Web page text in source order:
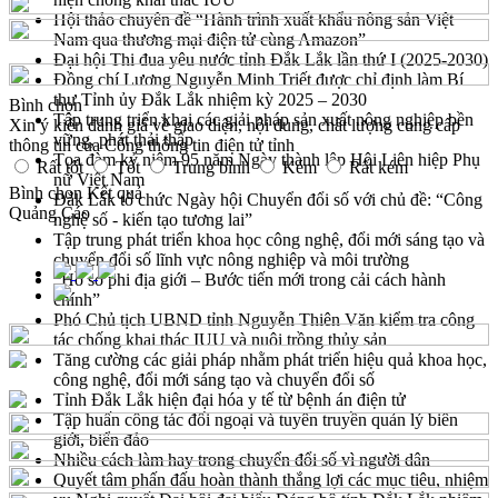
Hội thảo chuyên đề “Hành trình xuất khẩu nông sản Việt
Nam qua thương mại điện tử cùng Amazon”
Đại hội Thi đua yêu nước tỉnh Đắk Lắk lần thứ I (2025-2030)
Đồng chí Lương Nguyễn Minh Triết được chỉ định làm Bí
thư Tỉnh ủy Đắk Lắk nhiệm kỳ 2025 – 2030
Tập trung triển khai các giải pháp sản xuất nông nghiệp bền
vững, phát thải thấp
Tọa đàm kỷ niệm 95 năm Ngày thành lập Hội Liên hiệp Phụ
nữ Việt Nam
Đắk Lắk tổ chức Ngày hội Chuyển đổi số với chủ đề: “Công
nghệ số - kiến tạo tương lai”
Tập trung phát triển khoa học công nghệ, đổi mới sáng tạo và
chuyển đổi số lĩnh vực nông nghiệp và môi trường
“Hồ sơ phi địa giới – Bước tiến mới trong cải cách hành
chính”
Phó Chủ tịch UBND tỉnh Nguyễn Thiên Văn kiểm tra công
tác chống khai thác IUU và nuôi trồng thủy sản
Tăng cường các giải pháp nhằm phát triển hiệu quả khoa học,
công nghệ, đổi mới sáng tạo và chuyển đổi số
Tỉnh Đắk Lắk hiện đại hóa y tế từ bệnh án điện tử
Tập huấn công tác đối ngoại và tuyên truyền quản lý biên
giới, biển đảo
Nhiều cách làm hay trong chuyển đổi số vì người dân
Quyết tâm phấn đấu hoàn thành thắng lợi các mục tiêu, nhiệm
Bình chọn
Xin ý kiến đánh giá về giao diện, nội dung, chất lượng cung cấp
thông tin của Cổng thông tin điện tử tỉnh
Rất tốt
Tốt Trung bình Kém
Rất kém
Bình chọnKết quả
Quảng Cáo